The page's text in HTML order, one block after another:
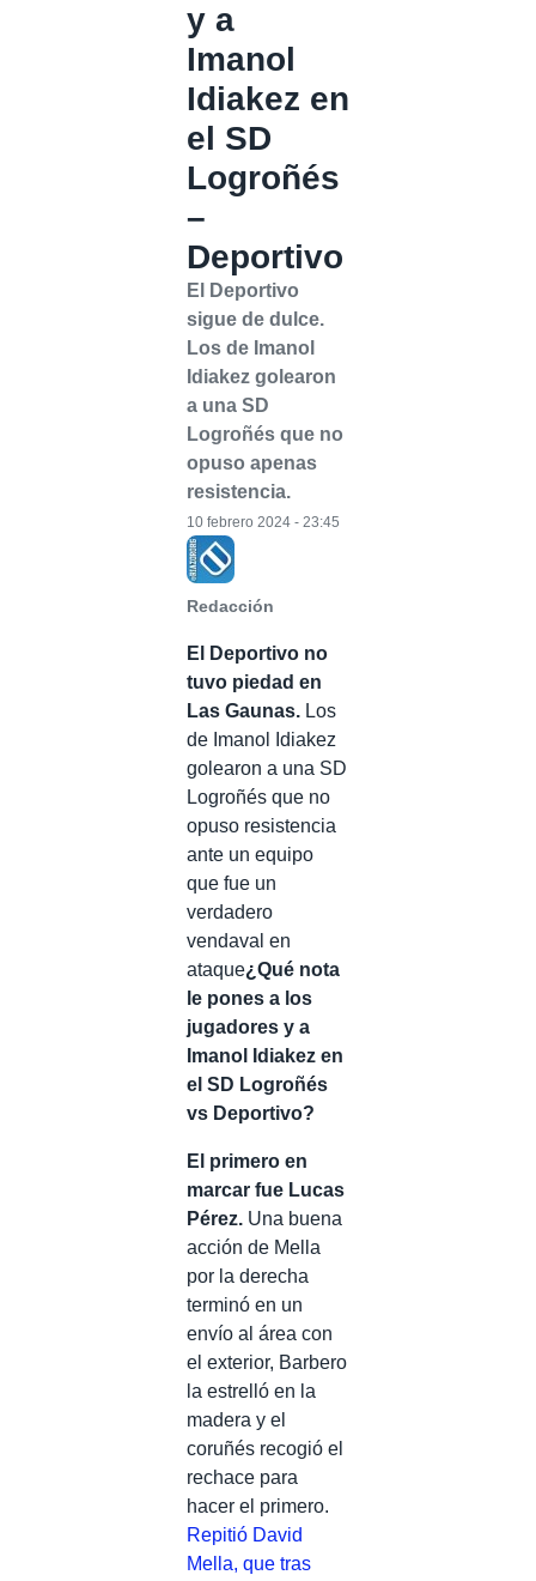
y a
Imanol
Idiakez en
el SD
Logroñés
–
Deportivo
El Deportivo
sigue de dulce.
Los de Imanol
Idiakez golearon
a una SD
Logroñés que no
opuso apenas
resistencia.
Redacción
10 febrero 2024 - 23:45
El Deportivo no
tuvo piedad en
Las Gaunas. Los
de Imanol Idiakez
golearon a una SD
Logroñés que no
opuso resistencia
ante un equipo
que fue un
verdadero
vendaval en
ataque¿Qué nota
le pones a los
jugadores y a
Imanol Idiakez en
el SD Logroñés
vs Deportivo?
El primero en
marcar fue Lucas
Pérez. Una buena
acción de Mella
por la derecha
terminó en un
envío al área con
el exterior, Barbero
la estrelló en la
madera y el
coruñés recogió el
rechace para
hacer el primero.
Repitió David
Mella, que tras